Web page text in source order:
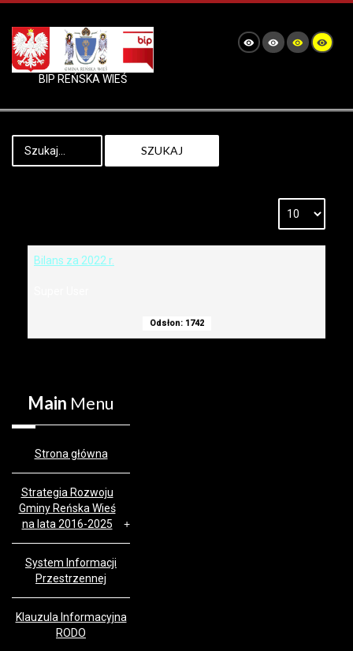
BIP REŃSKA WIEŚ
SZUKAJ
Bilans za 2022 r.
Odsłon: 1742
Main Menu
Strona główna
Strategia Rozwoju
Gminy Reńska Wieś
na lata 2016-2025
System Informacji
Przestrzennej
Klauzula Informacyjna
RODO